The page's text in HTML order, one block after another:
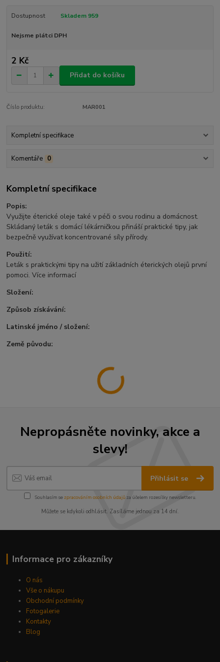
Dostupnost Skladem 959
Nejsme plátci DPH
2 Kč
Přidat do košíku
Číslo produktu: MAR001
Kompletní specifikace
Komentáře 0
Kompletní specifikace
Popis:
Využijte éterické oleje také v péči o svou rodinu a domácnost.
Skládaný leták s domácí lékárničkou přináší praktické tipy, jak
bezpečně využívat koncentrované síly přírody.
Použití:
Leták s praktickými tipy na užití základních éterických olejů první
pomoci. Více informací
Složení:
Způsob získávání:
Latinské jméno / složení:
Země původu:
Nepropásněte novinky, akce a
slevy!
Přihlásit se
Souhlasím se zpracováním osobních údajůza účelem rozesílky newsletteru.
Můžete se kdykoli odhlásit. Zasíláme jednou za 14 dní.
Informace pro zákazníky
O nás
Vše o nákupu
Obchodní podmínky
Fotogalerie
Kontakty
Blog